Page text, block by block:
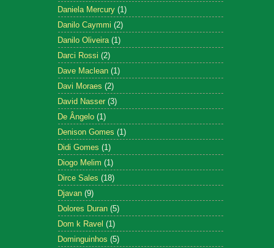
Daniela Mercury (1)
Danilo Caymmi (2)
Danilo Oliveira (1)
Darci Rossi (2)
Dave Maclean (1)
Davi Moraes (2)
David Nasser (3)
De Ângelo (1)
Denison Gomes (1)
Didi Gomes (1)
Diogo Melim (1)
Dirce Sales (18)
Djavan (9)
Dolores Duran (5)
Dom k Ravel (1)
Dominguinhos (5)